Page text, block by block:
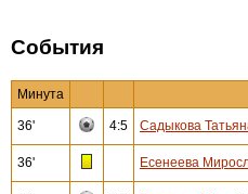
События
Минута
36' 4:5 Садыкова
36' Есенеева